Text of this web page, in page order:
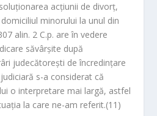
acţiunii de divorţ,
minorului la unul din
alin. 2 C.p. are în vedere
săvârşite după
judecătoreşti de încredinţare
s-a considerat că
o interpretare mai largă, astfel
la care ne-am referit.(11)